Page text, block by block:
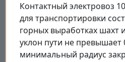
Контактный электровоз
для транспортировки
горных выработках шахт
уклон пути не превышает
минимальный радиус